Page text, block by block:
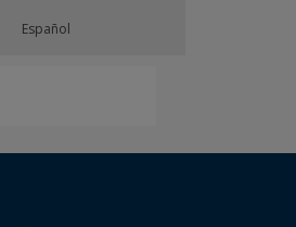
Español